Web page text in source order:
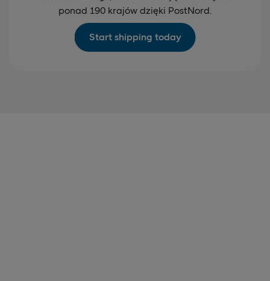
ponad 190 krajów dzięki PostNord.
Start shipping today